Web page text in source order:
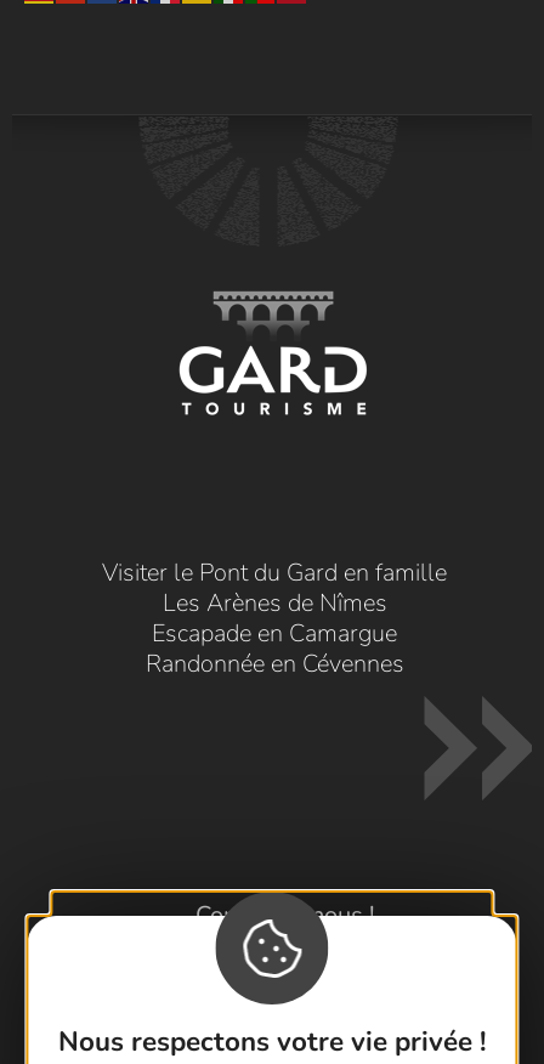
Nous respectons votre vie privée !
Visiter le Pont du Gard en famille
Les Arènes de Nîmes
Escapade en Camargue
Randonnée en Cévennes
Contactez-nous !
Foire aux questions
Brochures
Cartoguides et Topoguides